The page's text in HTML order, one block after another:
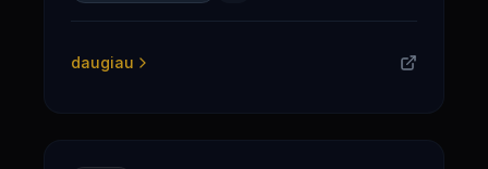
daugiau